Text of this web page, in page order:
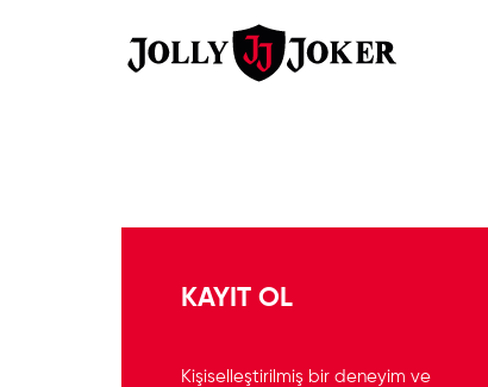
KAYIT OL
Kişiselleştirilmiş bir deneyim ve